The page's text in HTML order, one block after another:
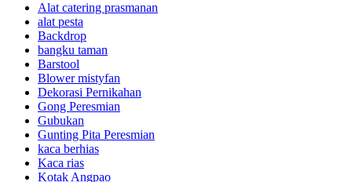
Alat catering prasmanan
alat pesta
Backdrop
bangku taman
Barstool
Blower mistyfan
Dekorasi Pernikahan
Gong Peresmian
Gubukan
Gunting Pita Peresmian
kaca berhias
Kaca rias
Kotak Angpao